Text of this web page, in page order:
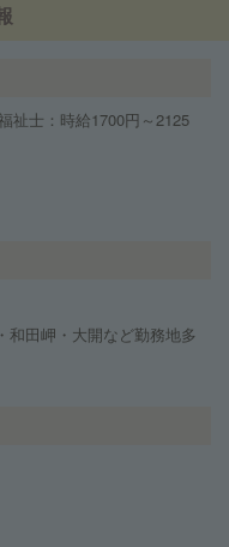
祉士：時給1700円～2125
和田岬・大開など勤務地多